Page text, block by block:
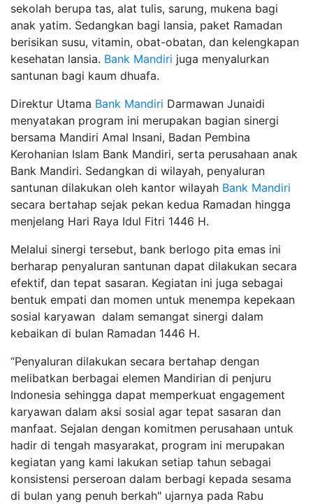
sekolah berupa tas, alat tulis, sarung, mukena bagi
anak yatim. Sedangkan bagi lansia, paket Ramadan
berisikan susu, vitamin, obat-obatan, dan kelengkapan
kesehatan lansia. Bank Mandiri juga menyalurkan
santunan bagi kaum dhuafa.
Direktur Utama Bank Mandiri Darmawan Junaidi
menyatakan program ini merupakan bagian sinergi
bersama Mandiri Amal Insani, Badan Pembina
Kerohanian Islam Bank Mandiri, serta perusahaan anak
Bank Mandiri. Sedangkan di wilayah, penyaluran
santunan dilakukan oleh kantor wilayah Bank Mandiri
secara bertahap sejak pekan kedua Ramadan hingga
menjelang Hari Raya Idul Fitri 1446 H.
Melalui sinergi tersebut, bank berlogo pita emas ini
berharap penyaluran santunan dapat dilakukan secara
efektif, dan tepat sasaran. Kegiatan ini juga sebagai
bentuk empati dan momen untuk menempa kepekaan
sosial karyawan dalam semangat sinergi dalam
kebaikan di bulan Ramadan 1446 H.
“Penyaluran dilakukan secara bertahap dengan
melibatkan berbagai elemen Mandirian di penjuru
Indonesia sehingga dapat memperkuat engagement
karyawan dalam aksi sosial agar tepat sasaran dan
manfaat. Sejalan dengan komitmen perusahaan untuk
hadir di tengah masyarakat, program ini merupakan
kegiatan yang kami lakukan setiap tahun sebagai
konsistensi perseroan dalam berbagi kepada sesama
di bulan yang penuh berkah" ujarnya pada Rabu